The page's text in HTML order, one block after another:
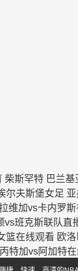
柴斯罕特 巴兰基
尔夫斯堡女足
维加vs卡内罗
vs班克斯联队直
篮在线观看 欧
特加vs阿加特